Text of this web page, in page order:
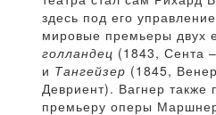
здесь под его
мировые премьеры двух
голландец (1843, Сента
и Тангейзер (1845,
Девриент). Вагнер также
премьеру оперы